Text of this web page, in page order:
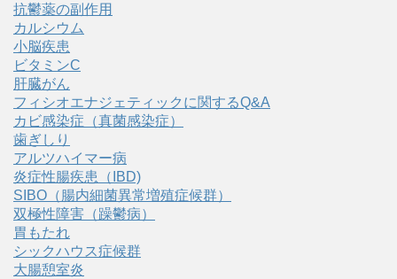
抗鬱薬の副作用
カルシウム
小脳疾患
ビタミンC
肝臓がん
フィシオエナジェティックに関するQ&A
カビ感染症（真菌感染症）
歯ぎしり
アルツハイマー病
炎症性腸疾患（IBD)
SIBO（腸内細菌異常増殖症候群）
双極性障害（躁鬱病）
胃もたれ
シックハウス症候群
大腸憩室炎